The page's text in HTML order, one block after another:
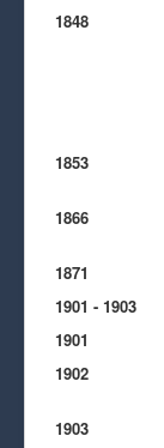
1848
1853
1866
1871
1901 - 1903
1901
1902
1903